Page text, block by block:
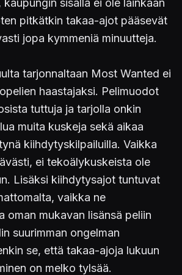
sisällä ei ole lainkaan
pitkätkin takaa-ajot pääsevät
jopa kymmeniä minuutteja.
tarjonnaltaan Most Wanted ei
haastajaksi. Pelimuodot
tuttuja ja tarjolla onkin
muita kuskeja sekä aikaa
kiihdytyskilpailuilla. Vaikka
ei tekoälykuskeista ole
Lisäksi kiihdytysajot tuntuvat
vaikka ne
oman mukavan lisänsä peliin
suurimman ongelman
se, että takaa-ajoja lukuun
on melko tylsää.